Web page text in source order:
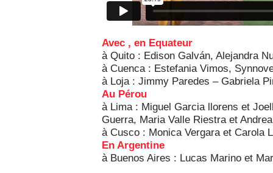
Avec , en Equateur
à Quito : Edison Galván, Alejandra
à Cuenca : Estefania Vimos,
à Loja : Jimmy Paredes – Gabriela
Au Pérou
à Lima : Miguel Garcia llorens et
Guerra, Maria Valle Riestra et
à Cusco : Monica Vergara et Carola
En Argentine
à Buenos Aires : Lucas Marino et